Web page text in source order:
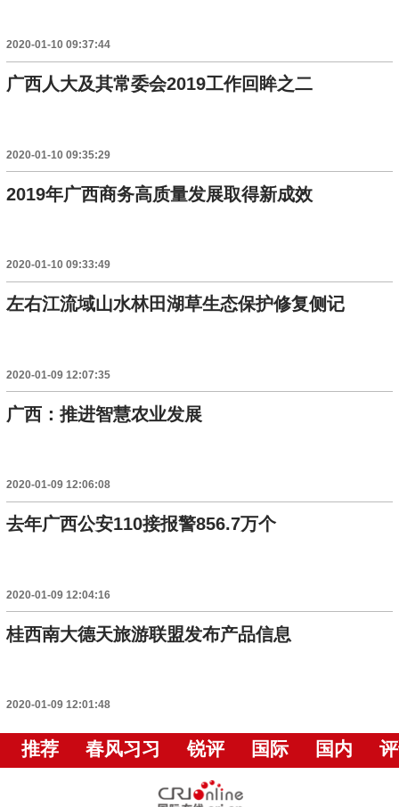
2020-01-10 09:37:44
广西人大及其常委会2019工作回眸之二
2020-01-10 09:35:29
2019年广西商务高质量发展取得新成效
2020-01-10 09:33:49
左右江流域山水林田湖草生态保护修复侧记
2020-01-09 12:07:35
广西：推进智慧农业发展
2020-01-09 12:06:08
去年广西公安110接报警856.7万个
2020-01-09 12:04:16
桂西南大德天旅游联盟发布产品信息
2020-01-09 12:01:48
推荐 春风习习 锐评 国际 国内